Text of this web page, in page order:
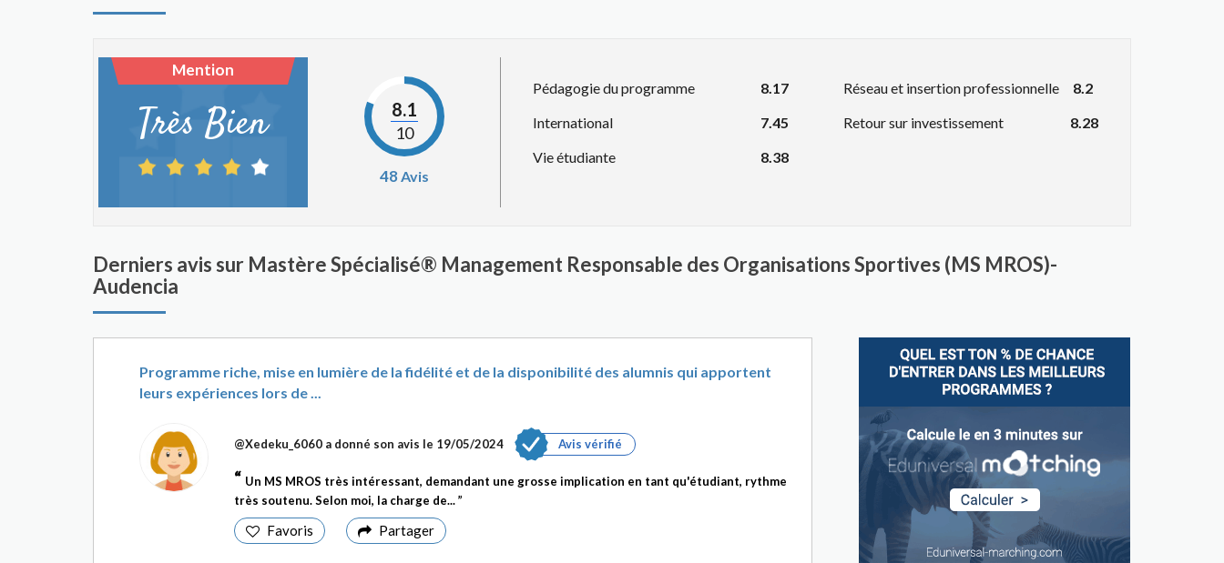
Mention
Très Bien 8.1
10
48 Avis
Pédagogie du programme
8.17
International
7.45
Vie étudiante
8.38
Réseau et insertion professionnelle
8.2
Retour sur investissement
8.28
Derniers avis sur Mastère Spécialisé® Management Responsable des Organisations Sportives (MS MROS)-
Audencia
Programme riche, mise en lumière de la fidélité et de la disponibilité des alumnis qui apportent
leurs expériences lors de ...
@Xedeku_6060 a donné son avis le 19/05/2024 Avis vérifié
Un MS MROS très intéressant, demandant une grosse implication en tant qu'étudiant, rythme
très soutenu. Selon moi, la charge de...
Favoris Partager